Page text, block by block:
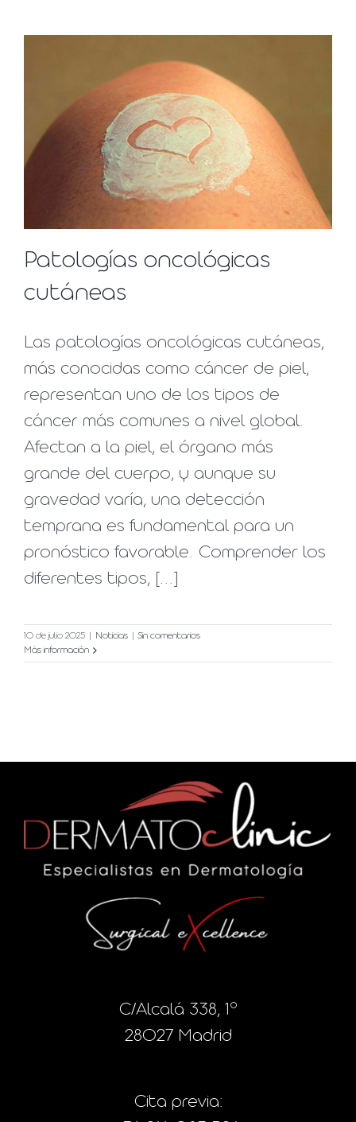
Patologías oncológicas
cutáneas
Las patologías oncológicas cutáneas,
más conocidas como cáncer de piel,
representan uno de los tipos de
cáncer más comunes a nivel global.
Afectan a la piel, el órgano más
grande del cuerpo, y aunque su
gravedad varía, una detección
temprana es fundamental para un
pronóstico favorable. Comprender los
diferentes tipos, [...]
10 de julio 2025 Noticias
Sin comentarios
Más información
C/Alcalá 338, 1º
28027 Madrid
Cita previa: